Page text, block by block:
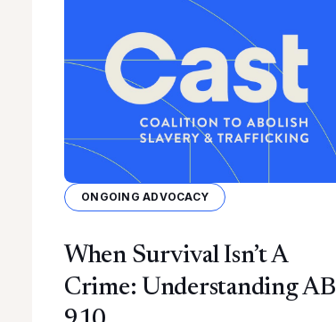
ONGOING ADVOCACY
When Survival Isn’t A
Crime: Understanding AB